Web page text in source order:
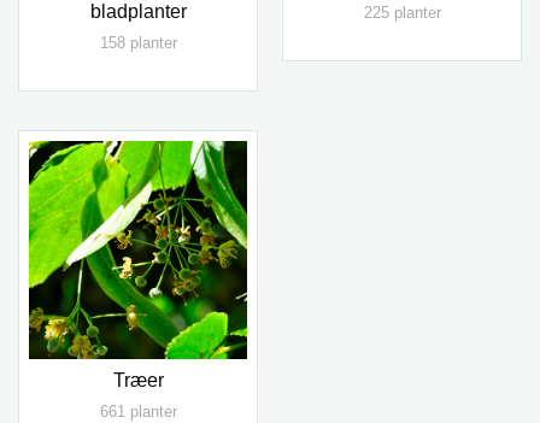
bladplanter
158 planter
225 planter
Træer
661 planter